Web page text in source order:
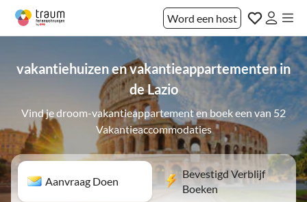
Word een host
vakantiehuizen en vakantieappartementen in
de Lazio
Vind je droom-vakantieappartement en boek een van 52
Vakantieaccommodaties
Aanvraag Doen
Bevestigd Verblijf
Boeken